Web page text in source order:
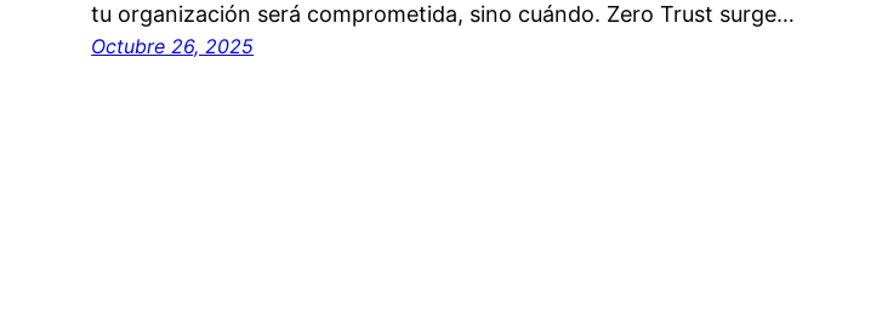
tu organización será comprometida, sino cuándo. Zero Trust surge…
Octubre 26, 2025